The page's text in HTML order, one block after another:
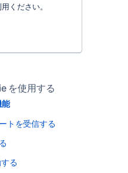
ください。
を使用する
トを受信する
る